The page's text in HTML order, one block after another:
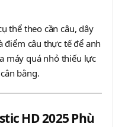
thể theo cần câu, dây
điểm câu thực tế để anh
máy quá nhỏ thiếu lực
bằng.
HD 2025 Phù